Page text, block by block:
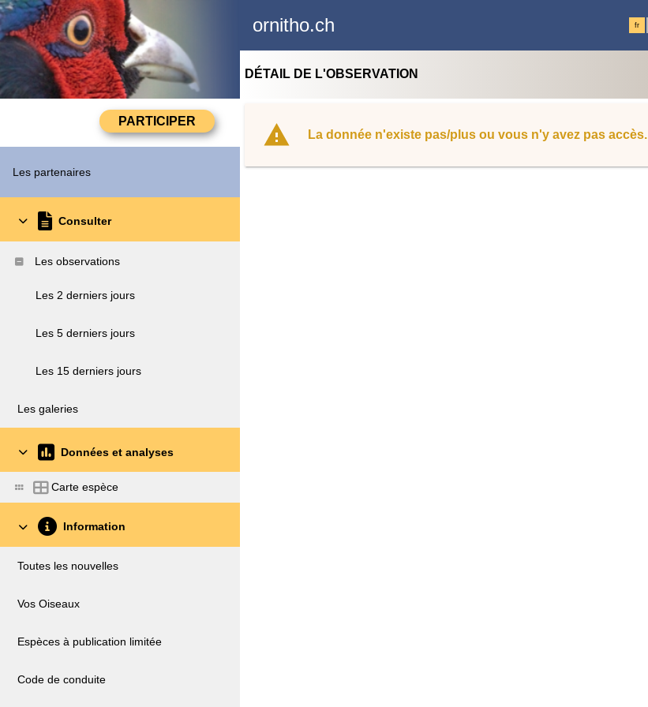
ornitho.ch fr
Les partenaires
Consulter
Les observations
Les 2 derniers jours
Les 5 derniers jours
Les 15 derniers jours
Les galeries
Données et analyses
Carte espèce
Information
Toutes les nouvelles
Vos Oiseaux
Espèces à publication limitée
Code de conduite
DÉTAIL DE L'OBSERVATION
La donnée n'existe pas/plus ou vous n'y avez pas accès.